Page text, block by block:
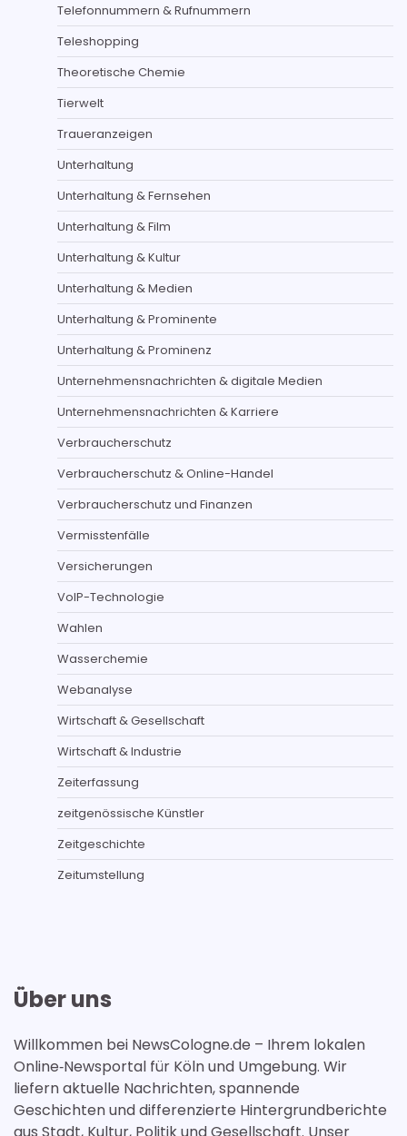
Telefonnummern & Rufnummern
Teleshopping
Theoretische Chemie
Tierwelt
Traueranzeigen
Unterhaltung
Unterhaltung & Fernsehen
Unterhaltung & Film
Unterhaltung & Kultur
Unterhaltung & Medien
Unterhaltung & Prominente
Unterhaltung & Prominenz
Unternehmensnachrichten & digitale Medien
Unternehmensnachrichten & Karriere
Verbraucherschutz
Verbraucherschutz & Online-Handel
Verbraucherschutz und Finanzen
Vermisstenfälle
Versicherungen
VoIP-Technologie
Wahlen
Wasserchemie
Webanalyse
Wirtschaft & Gesellschaft
Wirtschaft & Industrie
Zeiterfassung
zeitgenössische Künstler
Zeitgeschichte
Zeitumstellung
Über uns
Willkommen bei NewsCologne.de – Ihrem lokalen
Online‑Newsportal für Köln und Umgebung. Wir
liefern aktuelle Nachrichten, spannende
Geschichten und differenzierte Hintergrundberichte
aus Stadt, Kultur, Politik und Gesellschaft. Unser